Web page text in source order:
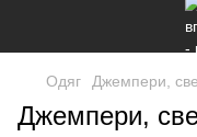
Одяг Джемпери,
Джемпери,